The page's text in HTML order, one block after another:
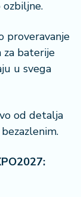
proveravanje
za baterije
u svega
od detalja